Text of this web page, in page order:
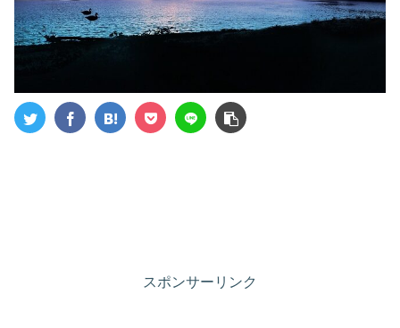
スポンサーリンク